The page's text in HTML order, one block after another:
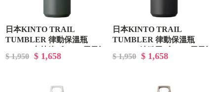
日本KINTO TRAIL
TUMBLER 律動保溫瓶
D-09-NK-020223
$ 1,950 $ 1,658
日本KINTO TRAIL
TUMBLER 律動保溫瓶
D-09-NK-020224
$ 1,950 $ 1,658